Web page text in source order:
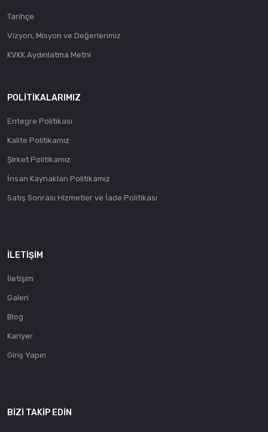
Tarihçe
Vizyon, Misyon ve Değerlerimiz
KVKK Aydınlatma Metni
POLITIKALARIMIZ
Entegre Politikası
Kalite Politikamız
Şirket Politikamız
İnsan Kaynakları Politikamız
Satış Sonrası Hizmetler ve İade Politikası
İLETIŞIM
İletişim
Galeri
Blog
Kariyer
Giriş Yapın
BIZI TAKIP EDIN